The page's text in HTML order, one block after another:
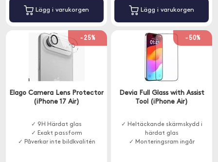
Lägg i varukorgen Lägg i varukorgen
-25%
Elago Camera Lens Protector
(iPhone 17 Air)
✓ 9H Härdat glas
✓ Exakt passform
✓ Påverkar inte bildkvalitén
-50%
Devia Full Glass with Assist
Tool (iPhone Air)
✓ Heltäckande skärmskydd i
härdat glas
✓ Monteringsram ingår